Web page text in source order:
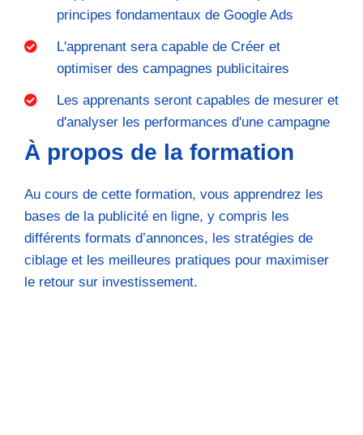
principes fondamentaux de Google Ads
L'apprenant sera capable de Créer et
optimiser des campagnes publicitaires
Les apprenants seront capables de mesurer et
d'analyser les performances d'une campagne
À propos de la formation
Au cours de cette formation, vous apprendrez les
bases de la publicité en ligne, y compris les
différents formats d’annonces, les stratégies de
ciblage et les meilleures pratiques pour maximiser
le retour sur investissement.